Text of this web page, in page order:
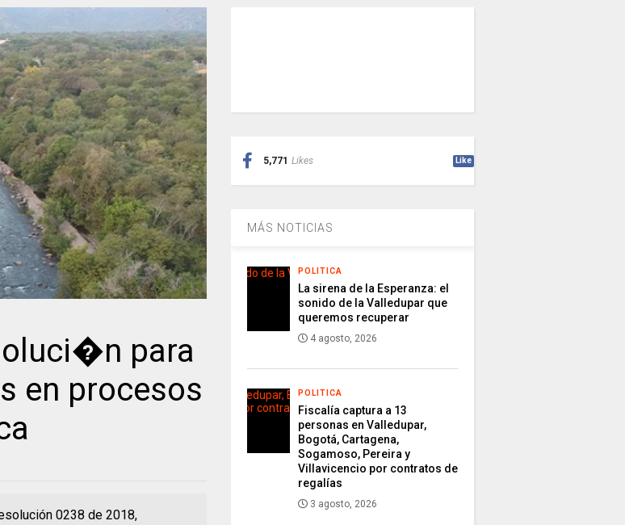
para
en procesos
0238 de 2018,
5,771 Likes Like
MÁS NOTICIAS
POLITICA
La sirena de la Esperanza: el
sonido de la Valledupar que
queremos recuperar
4 agosto, 2026
POLITICA
Fiscalía captura a 13
personas en Valledupar,
Bogotá, Cartagena,
Sogamoso, Pereira y
Villavicencio por contratos de
regalías
3 agosto, 2026